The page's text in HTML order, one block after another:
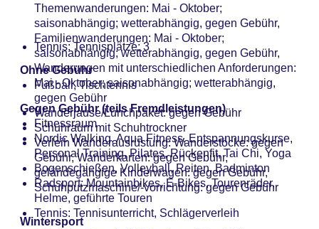
Themenwanderungen: Mai - Oktober;
saisonabhängig; wetterabhängig, gegen Gebühr,
Familienwanderungen: Mai - Oktober;
saisonabhängig; wetterabhängig, gegen Gebühr,
Wanderungen mit unterschiedlichen Anforderungen:
Mai - Oktober; saisonabhängig; wetterabhängig,
gegen Gebühr
Wanderjause/Lunchpaket: gegen Gebühr
Schuhraum mit Schuhtrockner
Verleih Wanderausrüstung: Wanderstöcke: gegen
Gebühr, Wanderkarten: gegen Gebühr,
geländegängige Kinderwagen: gegen Gebühr,
Schuhputzmaschine/-vorrichtung: gegen Gebühr
Tennis: Tennisplätze: 3
Ohne Gebühr
Fußball, Tischtennis
Gegen Gebühr (teils Fremdleistungen)
Fitnessraum
Nordic Walking, Aqua Fitness, Entspannungskurse,
Personal Training, Pilates, Rückenfit, Tai Chi, Yoga
Bogenschießen, Volleyball, Reiten, Badminton
Radsport: Mountainbikes, E-Bikes, Tourenräder,
Helme, geführte Touren
Tennis: Tennisunterricht, Schlägerverleih
Wintersport